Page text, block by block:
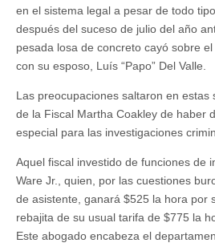
en el sistema legal a pesar de todo
después del suceso de julio del año
pesada losa de concreto cayó sobre
con su esposo, Luís “Papo” Del Valle.
Las preocupaciones saltaron en estas
de la Fiscal Martha Coakley de haber
especial para las investigaciones
Aquel fiscal investido de funciones de
Ware Jr., quien, por las cuestiones
de asistente, ganará $525 la hora por
rebajita de su usual tarifa de $775 la
Este abogado encabeza el